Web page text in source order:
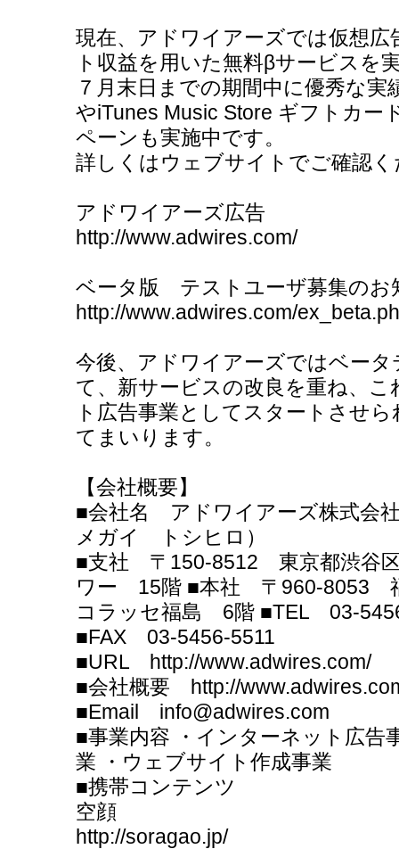
現在、アドワイアーズでは仮想広
ト収益を用いた無料βサービスを
７月末日までの期間中に優秀な
やiTunes Music Store ギフトカー
ペーンも実施中です。
詳しくはウェブサイトでご確認
アドワイアーズ広告
http://www.adwires.com/
ベータ版 テストユーザ募集のお
http://www.adwires.com/
今後、アドワイアーズではベー
て、新サービスの改良を重ね、
ト広告事業としてスタートさせ
てまいります。
【会社概要】
■会社名 アドワイアーズ株式会
メガイ トシヒロ）
■支社 〒150-8512 東京都渋谷
ワー 15階 ■本社 〒960-8053
コラッセ福島 6階 ■TEL 03-
■FAX 03-5456-5511
■URL http://www.adwires.com/
■会社概要 http://
■Email info@adwires.com
■事業内容 ・インターネット広告
業 ・ウェブサイト作成事業
■携帯コンテンツ
空顔
http://soragao.jp/